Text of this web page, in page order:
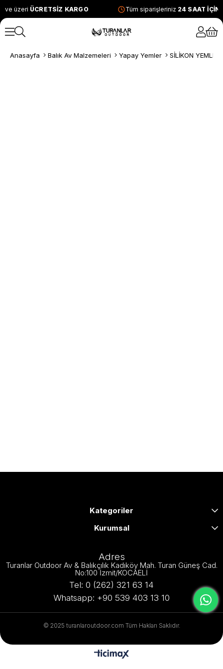
ve üzeri ÜCRETSİZ KARGO Tüm siparişleriniz 24 SAAT
Anasayfa Balık Av Malzemeleri Yapay Yemler SİLİKON YEMLER
Kategoriler
Kurumsal
Adres
Turanlar Outdoor Av & Balıkçılık Kadıköy Mah. Turan Güneş Cad.
No:100 İzmit/KOCAELİ
Tel: 0 (262) 321 63 14
Whatsapp: +90 539 403 13 10
© 2025 turanlaroutdoor.com Tüm Hakları Saklıdır.